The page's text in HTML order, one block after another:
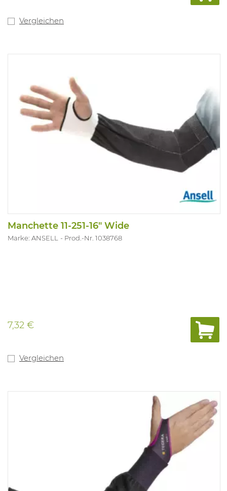
Vergleichen
Manchette 11-251-16" Wide
Marke: ANSELL Prod.-Nr. 1038768
7,32 €
Vergleichen